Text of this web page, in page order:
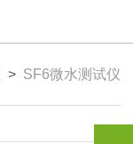
> SF6微水测试仪